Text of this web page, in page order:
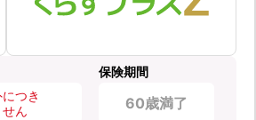
つき
ん
保険期間
60歳満了